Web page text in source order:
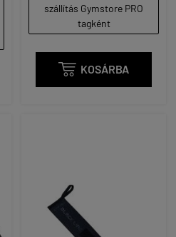
szállítás Gymstore PRO
tagként
 KOSÁRBA